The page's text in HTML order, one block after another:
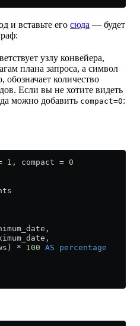
и вставьте его сюда — будет
узлу конвейера,
плана запроса, а символ
обозначает количество
Если вы не хотите видеть
можно добавить compact=0:
1 , compact = 0
* 100 AS percentage